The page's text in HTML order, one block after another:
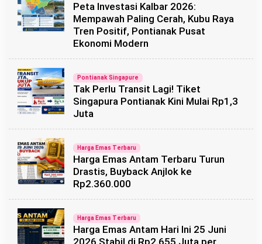
Peta Investasi Kalbar 2026:
Mempawah Paling Cerah, Kubu Raya
Tren Positif, Pontianak Pusat
Ekonomi Modern
Pontianak Singapure
Tak Perlu Transit Lagi! Tiket
Singapura Pontianak Kini Mulai Rp1,3
Juta
Harga Emas Terbaru
Harga Emas Antam Terbaru Turun
Drastis, Buyback Anjlok ke
Rp2.360.000
Harga Emas Terbaru
Harga Emas Antam Hari Ini 25 Juni
2026 Stabil di Rp2,655 Juta per